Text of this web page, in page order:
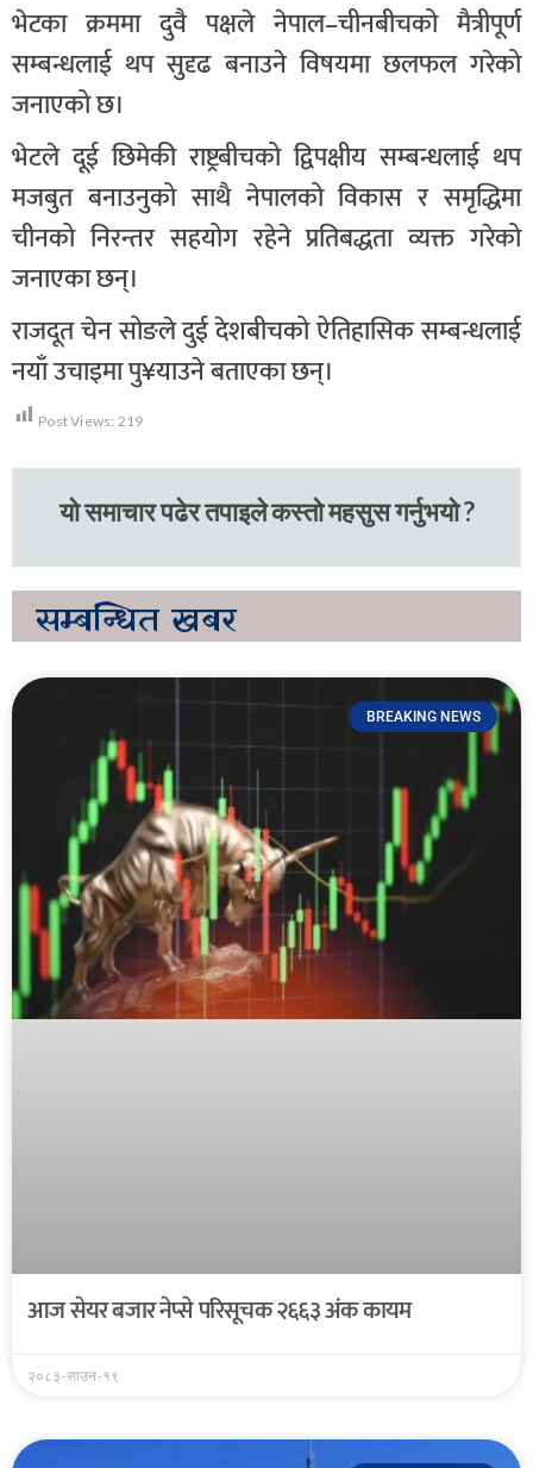
भेटका क्रममा दुवै पक्षले नेपाल–चीनबीचको मैत्रीपूर्ण
सम्बन्धलाई थप सुदृढ बनाउने विषयमा छलफल गरेको
जनाएको छ।
भेटले दूई छिमेकी राष्ट्रबीचको द्विपक्षीय सम्बन्धलाई थप
मजबुत बनाउनुको साथै नेपालको विकास र समृद्धिमा
चीनको निरन्तर सहयोग रहेने प्रतिबद्धता व्यक्त गरेको
जनाएका छन्।
राजदूत चेन सोङले दुई देशबीचको ऐतिहासिक सम्बन्धलाई
नयाँ उचाइमा पु¥याउने बताएका छन्।
Post Views: 219
यो समाचार पढेर तपाइले कस्तो महसुस गर्नुभयो ?
सम्बन्धित खबर
BREAKING NEWS
आज सेयर बजार नेप्से परिसूचक २६६३ अंक कायम
२०८३-साउन-१९